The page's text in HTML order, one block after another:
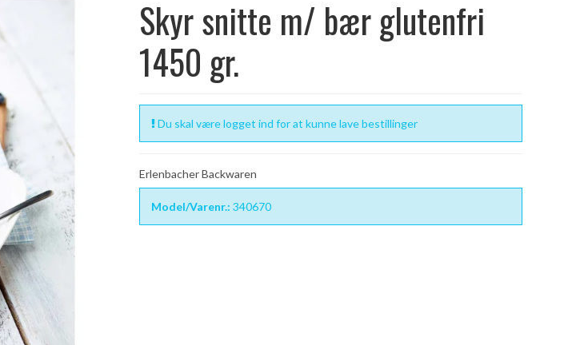
Skyr snitte m/ bær glutenfri
1450 gr.
Du skal være logget ind for at kunne lave bestillinger
Erlenbacher Backwaren
Model/Varenr.: 340670